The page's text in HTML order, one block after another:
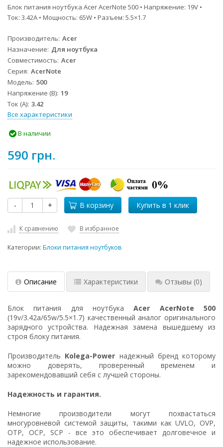
Блок питания ноутбука Acer AcerNote 500 • Напряжение: 19V •
Ток: 3.42A • Мощность: 65W • Разъем: 5.5×1.7
Производитель Acer
Назначение Для ноутбука
Совместимость Acer
Серия AcerNote
Модель 500
Напряжение (В) 19
Ток (А) 3.42
Все характеристики
В наличии
590 грн.
- + В корзину
К сравнению В избранное
Категории: Блоки питания ноутбуков
Описание Характеристики Отзывы (0)
Блок питания для ноутбукаAcer AcerNote 500
(19v/3.42a/65w/5.5×1.7) качественный аналог оригинального
зарядного устройства. Надежная замена вышедшему из
строя блоку питания.
Производитель Kolega-Power надежный бренд которому
можно доверять, проверенный временем и
зарекомендовавший себя с лучшей стороны.
Надежность и гарантия.
Немногие производители могут похвастаться
многуровневой системой защиты, такими как UVLO, OVP,
OTP, OCP, SCP - все это обеспечивает долговечное и
надежное использование.